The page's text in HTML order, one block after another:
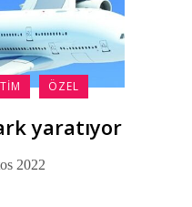
ÖZEL
yaratıyor
2022